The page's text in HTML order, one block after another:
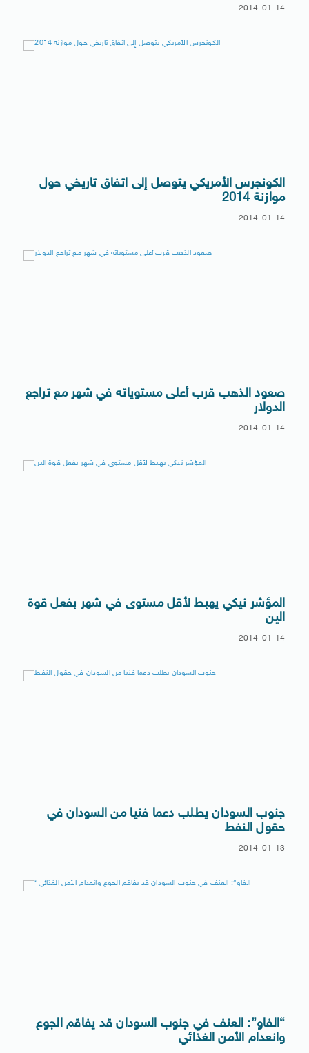
2014-01-14
الكونجرس الأمريكي يتوصل إلى اتفاق تاريخي حول
موازنة 2014
2014-01-14
صعود الذهب قرب أعلى مستوياته في شهر مع تراجع
الدولار
2014-01-14
المؤشر نيكي يهبط لأقل مستوى في شهر بفعل قوة
الين
2014-01-14
جنوب السودان يطلب دعما فنيا من السودان في
حقول النفط
2014-01-13
“الفاو”: العنف في جنوب السودان قد يفاقم الجوع
وانعدام الأمن الغذائي